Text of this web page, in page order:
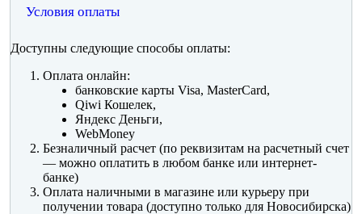
Условия оплаты
Доступны следующие способы оплаты:
Оплата онлайн:
банковские карты Visa, MasterCard,
Qiwi Кошелек,
Яндекс Деньги,
WebMoney
Безналичный расчет (по реквизитам на расчетный счет
— можно оплатить в любом банке или интернет-
банке)
Оплата наличными в магазине или курьеру при
получении товара (доступно только для Новосибирска)